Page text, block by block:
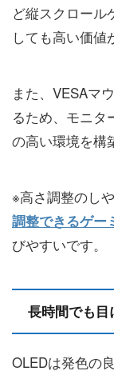
ど縦スクロール
しても高い価値
また、VESAマ
るため、モニタ
の高い環境を構
※高さ調整のし
調整できるゲー
びやすいです。
長時間でも
OLEDは発色の